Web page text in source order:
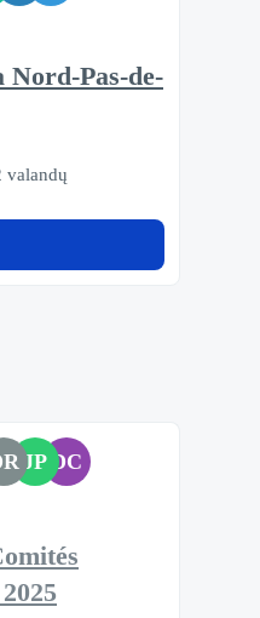
Pas-de-
valandų
JP DC